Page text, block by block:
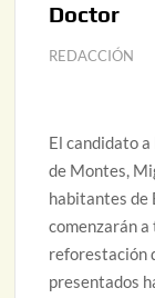
Doctor
REDACCIÓN
El candidato
de Montes,
habitantes de
comenzarán
reforestación
presentados